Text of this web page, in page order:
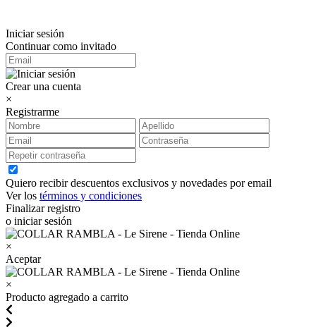
Iniciar sesión
Continuar como invitado
Crear una cuenta
×
Registrarme
Quiero recibir descuentos exclusivos y novedades por email
Ver los términos y condiciones
Finalizar registro
o iniciar sesión
×
Aceptar
×
Producto agregado a carrito